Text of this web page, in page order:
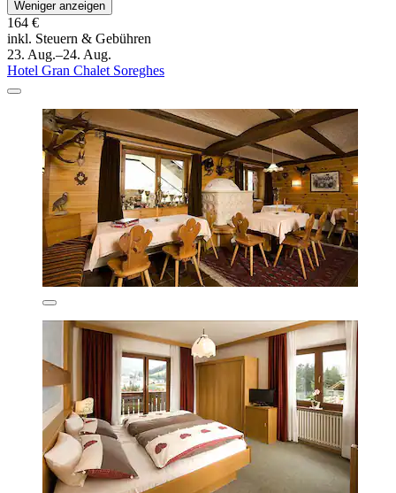
Weniger anzeigen
164 €
inkl. Steuern & Gebühren
23. Aug.–24. Aug.
Hotel Gran Chalet Soreghes